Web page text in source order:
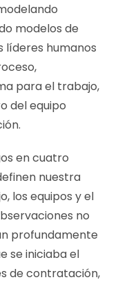
modelos de
líderes humanos
para el trabajo,
del equipo
en cuatro
nuestra
los equipos y el
no
profundamente
se iniciaba el
de contratación,